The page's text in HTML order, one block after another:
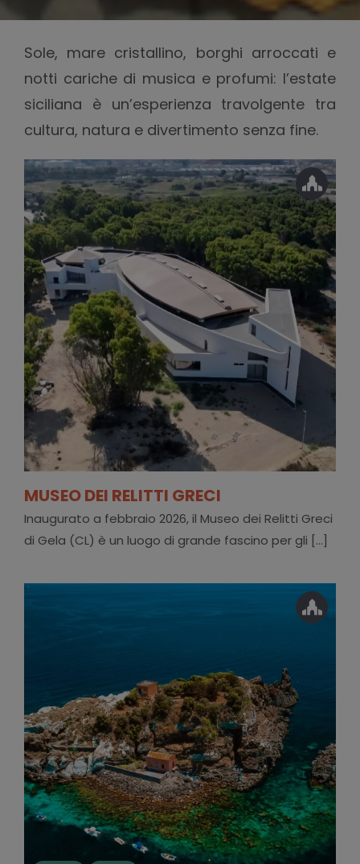
Sole, mare cristallino, borghi arroccati e
notti cariche di musica e profumi: l’estate
siciliana è un’esperienza travolgente tra
cultura, natura e divertimento senza fine.
MUSEO DEI RELITTI GRECI
Inaugurato a febbraio 2026, il Museo dei Relitti Greci
di Gela (CL) è un luogo di grande fascino per gli [...]